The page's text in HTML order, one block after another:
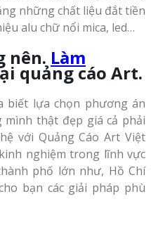
những chất liệu đắt tiền
alu chữ nổi mica, led…
nên. Làm
quảng cáo Art.
biết lựa chọn phương án
mình thật đẹp giá cả phải
với Quảng Cáo Art Việt
nghiệm trong lĩnh vực
phố lớn như, Hồ Chí
bạn các giải pháp phù